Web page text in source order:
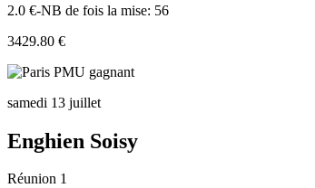
2.0 €-NB de fois la mise: 56
3429.80 €
samedi 13 juillet
Enghien Soisy
Réunion 1